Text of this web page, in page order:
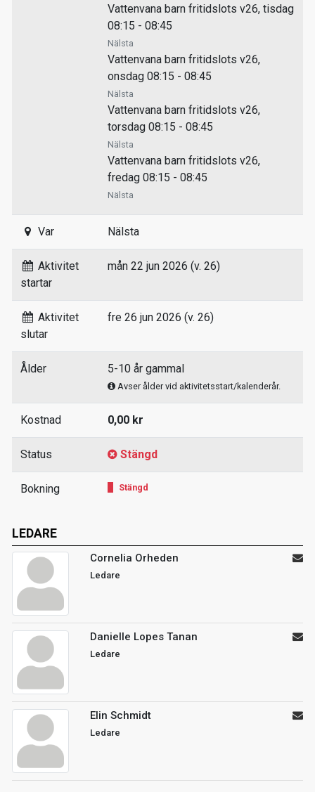
LEDARE
Cornelia Orheden
Ledare
Danielle Lopes Tanan
Ledare
Elin Schmidt
Ledare
Vattenvana barn fritidslots v26, tisdag
08:15 - 08:45
Nälsta
Vattenvana barn fritidslots v26,
onsdag 08:15 - 08:45
Nälsta
Vattenvana barn fritidslots v26,
torsdag 08:15 - 08:45
Nälsta
Vattenvana barn fritidslots v26,
fredag 08:15 - 08:45
Nälsta
Var Nälsta
Aktivitet
startar
mån 22 jun 2026 (v. 26)
Aktivitet
slutar
fre 26 jun 2026 (v. 26)
Ålder 5-10 år gammal
Avser ålder vid aktivitetsstart/kalenderår.
Kostnad 0,00 kr
Status Stängd
Bokning Stängd